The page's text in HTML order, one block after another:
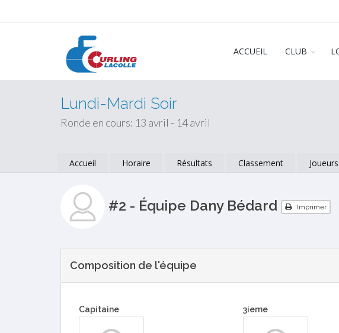
ACCUEIL CLUB
Lundi-Mardi Soir
Ronde en cours: 13 avril - 14 avril
Accueil Horaire Résultats Classement Joueurs
#2 - Équipe Dany Bédard Imprimer
Composition de l'équipe
Capitaine 3ieme